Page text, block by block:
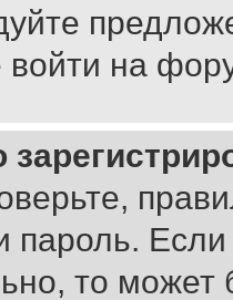
войти на
пароль.
то может